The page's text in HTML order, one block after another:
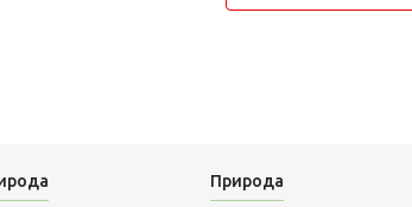
Природа